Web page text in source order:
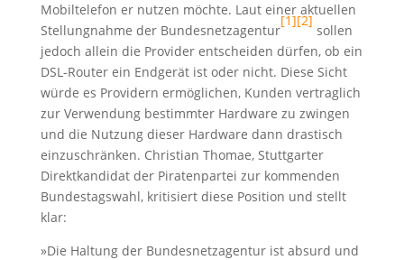
Mobiltelefon er nutzen möchte. Laut einer aktuellen
Stellungnahme der Bundesnetzagentur
[1][2]
sollen
jedoch allein die Provider entscheiden dürfen, ob ein
DSL-Router ein Endgerät ist oder nicht. Diese Sicht
würde es Providern ermöglichen, Kunden vertraglich
zur Verwendung bestimmter Hardware zu zwingen
und die Nutzung dieser Hardware dann drastisch
einzuschränken. Christian Thomae, Stuttgarter
Direktkandidat der Piratenpartei zur kommenden
Bundestagswahl, kritisiert diese Position und stellt
klar:
»Die Haltung der Bundesnetzagentur ist absurd und